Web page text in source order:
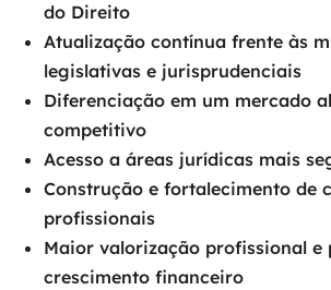
do Direito
Atualização contínua frente às
legislativas e jurisprudenciais
Diferenciação em um mercado
competitivo
Acesso a áreas jurídicas mais
Construção e fortalecimento de
profissionais
Maior valorização profissional e
crescimento financeiro